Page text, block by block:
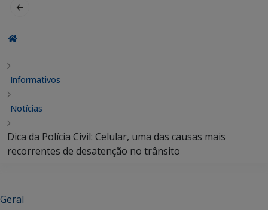
Informativos
Notícias
Dica da Polícia Civil: Celular, uma das causas mais
recorrentes de desatenção no trânsito
Geral